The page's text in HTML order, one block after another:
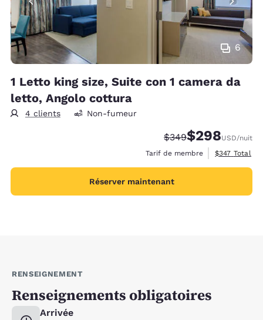
6
1 Letto king size, Suite con 1 camera da
letto, Angolo cottura
4 clients Non-fumeur
Tarif barré :
$349Tarif réduit :
$298USD/nuit
Tarif de membre
Afficher les
$347 Total
Réserver maintenant
RENSEIGNEMENT
Renseignements obligatoires
Arrivée